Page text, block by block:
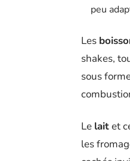
peu
Les
shakes,
sous
Le laitet
les